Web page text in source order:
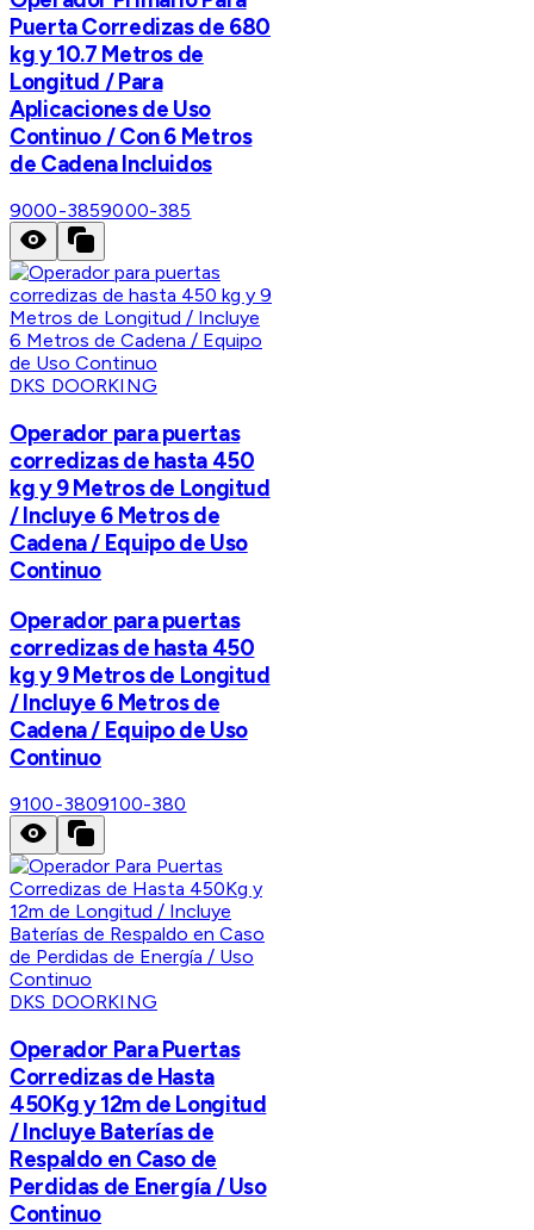
Puerta Corredizas de 680
kg y 10.7 Metros de
Longitud / Para
Aplicaciones de Uso
Continuo / Con 6 Metros
de Cadena Incluidos
9000-3859000-385
DKS DOORKING
Operador para puertas
corredizas de hasta 450
kg y 9 Metros de Longitud
/ Incluye 6 Metros de
Cadena / Equipo de Uso
Continuo
Operador para puertas
corredizas de hasta 450
kg y 9 Metros de Longitud
/ Incluye 6 Metros de
Cadena / Equipo de Uso
Continuo
9100-3809100-380
DKS DOORKING
Operador Para Puertas
Corredizas de Hasta
450Kg y 12m de Longitud
/ Incluye Baterías de
Respaldo en Caso de
Perdidas de Energía / Uso
Continuo